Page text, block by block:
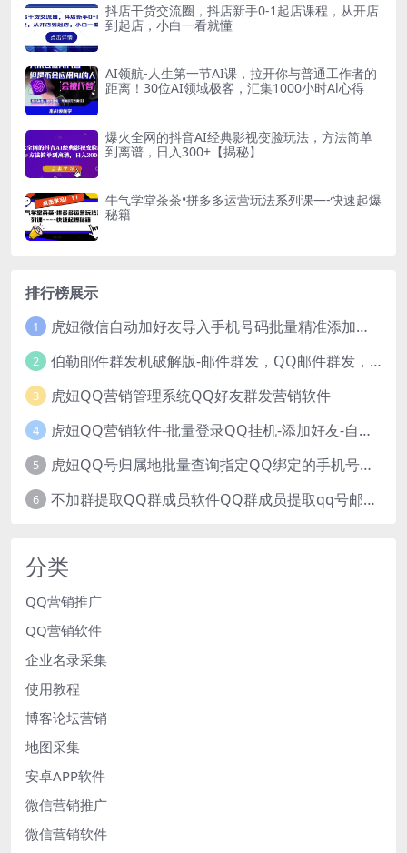
抖店干货交流圈，抖店新手0-1起店课程，从开店
到起店，小白一看就懂
AI领航-人生第一节AI课，拉开你与普通工作者的
距离！30位AI领域极客，汇集1000小时Al心得
爆火全网的抖音AI经典影视变脸玩法，方法简单
到离谱，日入300+【揭秘】
牛气学堂茶茶•拼多多运营玩法系列课—-快速起爆
秘籍
排行榜展示
1 虎妞微信自动加好友导入手机号码批量精准添加客户售营销软件微商工具
2 伯勒邮件群发机破解版-邮件群发，QQ邮件群发，邮件群发软件，伯乐邮件群发工具，邮件群发器
3 虎妞QQ营销管理系统QQ好友群发营销软件
4 虎妞QQ营销软件-批量登录QQ挂机-添加好友-自动加群-群发消息-临时会话
5 虎妞QQ号归属地批量查询指定QQ绑定的手机号软件
6 不加群提取QQ群成员软件QQ群成员提取qq号邮箱软件
分类
QQ营销推广
QQ营销软件
企业名录采集
使用教程
博客论坛营销
地图采集
安卓APP软件
微信营销推广
微信营销软件